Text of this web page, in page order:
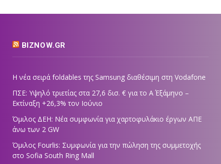
BIZNOW.GR
Η νέα σειρά foldables της Samsung διαθέσιμη στη Vodafone
ΠΣΕ: Υψηλό τριετίας στα 27,6 δισ. € για το Α΄ Εξάμηνο –
Εκτίναξη +26,3% τον Ιούνιο
Όμιλος ΔΕΗ: Νέα συμφωνία για χαρτοφυλάκιο έργων ΑΠΕ
άνω των 2 GW
Όμιλος Fourlis: Συμφωνία για την πώληση της συμμετοχής
στο Sofia South Ring Mall